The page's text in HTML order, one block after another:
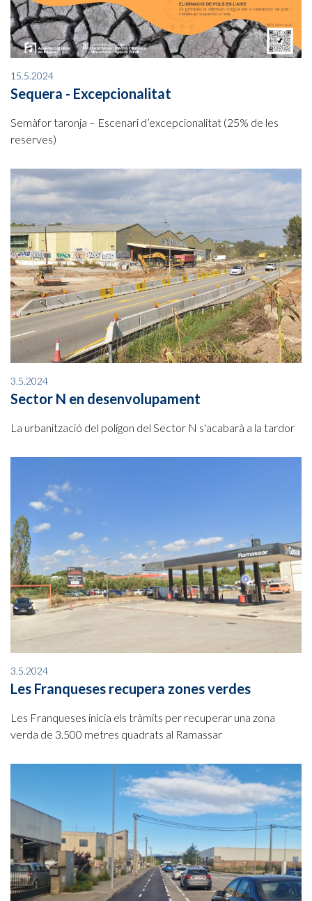
15.5.2024
Sequera - Excepcionalitat
Semàfor taronja – Escenari d’excepcionalitat (25% de les
reserves)
3.5.2024
Sector N en desenvolupament
La urbanització del polígon del Sector N s'acabarà a la tardor
3.5.2024
Les Franqueses recupera zones verdes
Les Franqueses inicia els tràmits per recuperar una zona
verda de 3.500 metres quadrats al Ramassar